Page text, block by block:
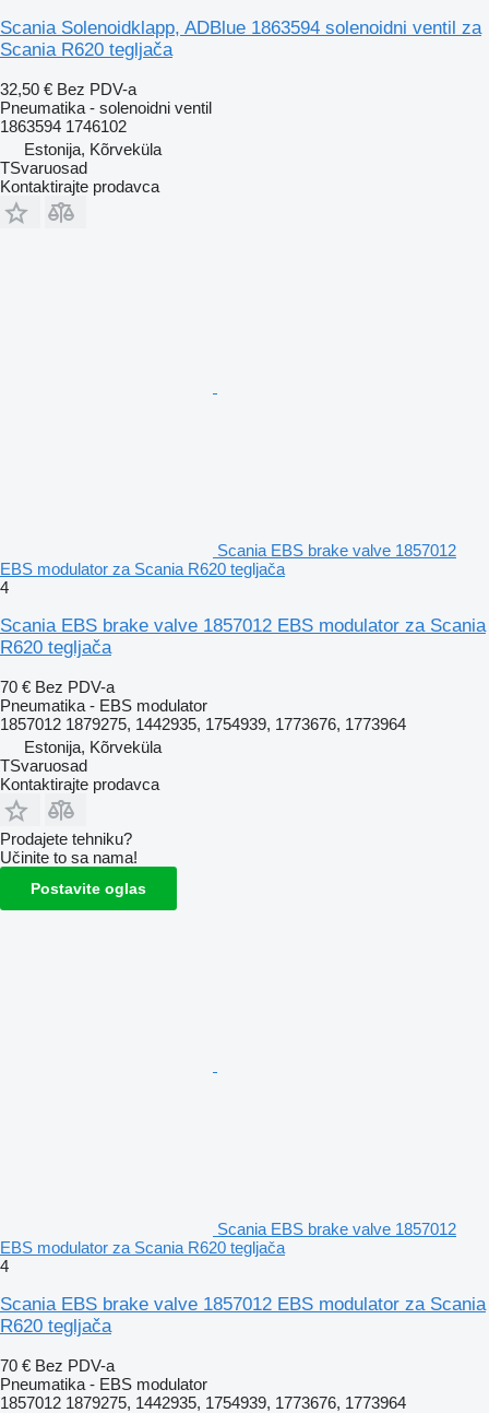
Scania Solenoidklapp, ADBlue 1863594 solenoidni ventil za
Scania R620 tegljača
32,50 € Bez PDV-a
Pneumatika - solenoidni ventil
1863594 1746102
Estonija, Kõrveküla
TSvaruosad
Kontaktirajte prodavca
Scania EBS brake valve 1857012
EBS modulator za Scania R620 tegljača
4
Scania EBS brake valve 1857012 EBS modulator za Scania
R620 tegljača
70 € Bez PDV-a
Pneumatika - EBS modulator
1857012 1879275, 1442935, 1754939, 1773676, 1773964
Estonija, Kõrveküla
TSvaruosad
Kontaktirajte prodavca
Prodajete tehniku?
Učinite to sa nama!
Postavite oglas
Scania EBS brake valve 1857012
EBS modulator za Scania R620 tegljača
4
Scania EBS brake valve 1857012 EBS modulator za Scania
R620 tegljača
70 € Bez PDV-a
Pneumatika - EBS modulator
1857012 1879275, 1442935, 1754939, 1773676, 1773964